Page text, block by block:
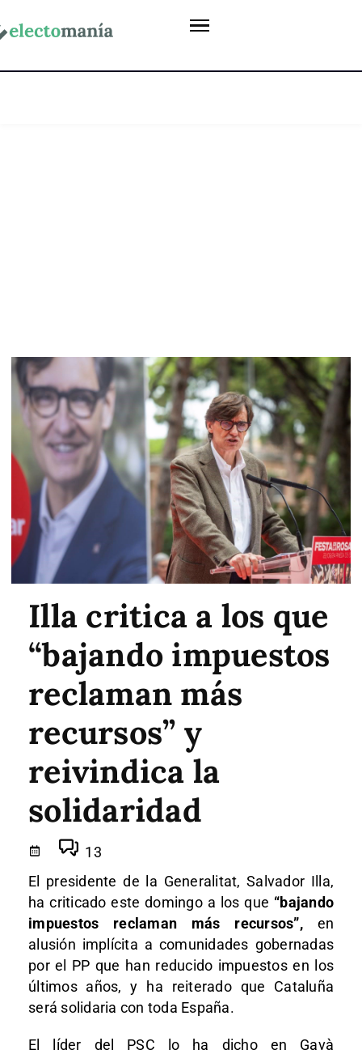
Illa critica a los que
“bajando impuestos
reclaman más
recursos” y
reivindica la
solidaridad
13
El presidente de la Generalitat, Salvador Illa,
ha criticado este domingo a los que “bajando
impuestos reclaman más recursos”,en
alusión implícita a comunidades gobernadas
por el PP que han reducido impuestos en los
últimos años, y ha reiterado que Cataluña
será solidaria con toda España.
El líder del PSC lo ha dicho en Gavà